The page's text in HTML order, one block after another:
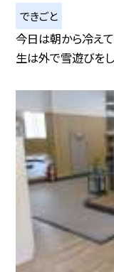
できごと
今日は朝から冷えて
生は外で雪遊びを